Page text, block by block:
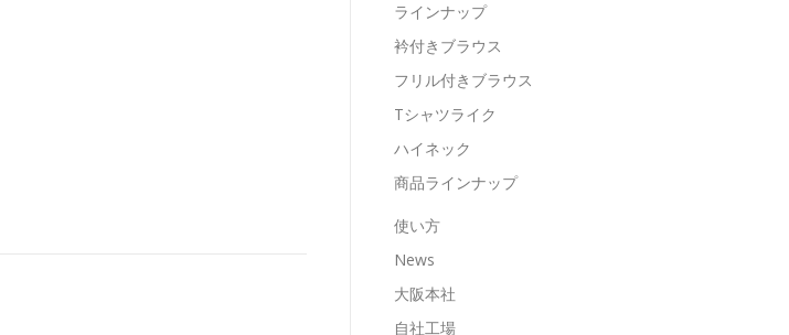
ラインナップ
衿付きブラウス
フリル付きブラウス
Tシャツライク
ハイネック
商品ラインナップ
使い方
News
大阪本社
自社工場